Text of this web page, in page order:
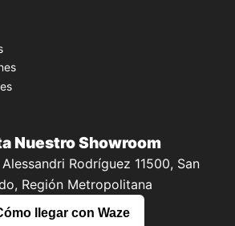
Nuestro Showroom
Rodríguez 11500, San
Región Metropolitana
llegar con Waze